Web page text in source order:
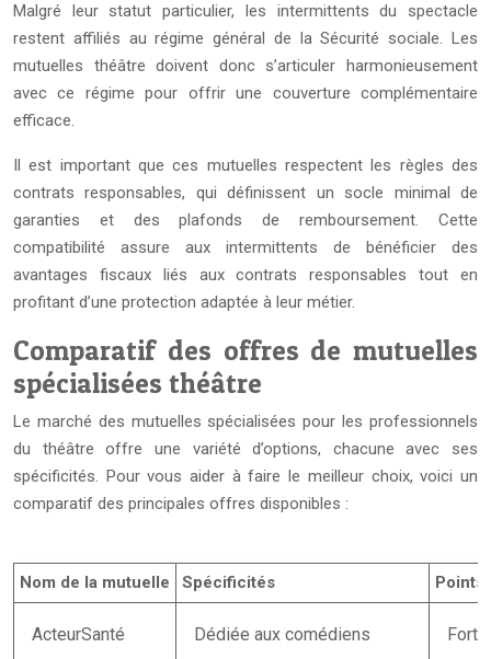
Malgré leur statut particulier, les intermittents du spectacle
restent affiliés au régime général de la Sécurité sociale. Les
mutuelles théâtre doivent donc s’articuler harmonieusement
avec ce régime pour offrir une couverture complémentaire
efficace.
Il est important que ces mutuelles respectent les règles des
contrats responsables, qui définissent un socle minimal de
garanties et des plafonds de remboursement. Cette
compatibilité assure aux intermittents de bénéficier des
avantages fiscaux liés aux contrats responsables tout en
profitant d’une protection adaptée à leur métier.
Comparatif des offres de mutuelles
spécialisées théâtre
Le marché des mutuelles spécialisées pour les professionnels
du théâtre offre une variété d’options, chacune avec ses
spécificités. Pour vous aider à faire le meilleur choix, voici un
comparatif des principales offres disponibles :
Nom de la mutuelle Spécificités Points
ActeurSanté Dédiée aux comédiens